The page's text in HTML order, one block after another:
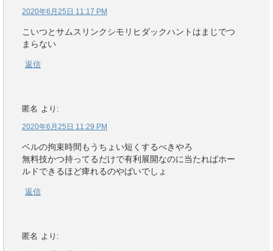
2020年6月25日 11:17 PM
こいつとサムスリンクシモリヒダックハントはまじでつ
まらない
返信
匿名 より:
2020年6月25日 11:29 PM
ベルの拘束時間もうちょい短くするべきやろ
無料技かつ持ってるだけで有利展開なのに当たればホー
ルドできるほど痺れるのやばいでしょ
返信
匿名 より: